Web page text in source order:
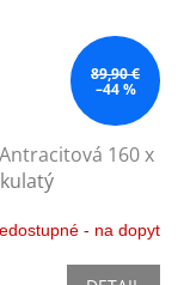
89,90 €
–44 %
160 x
- na dopyt